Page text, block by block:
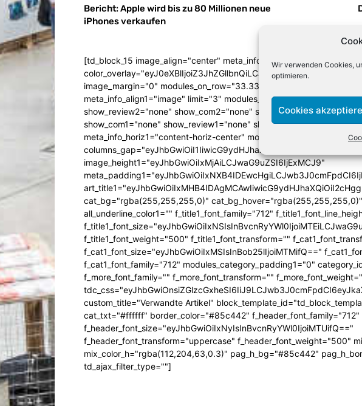
Wir verwenden Cookies,
optimieren.
Cookies
Bericht: Apple wird bis zu 80 Millionen neue
iPhones verkaufen
[td_block_15 image_align="center" meta_info_align="bottom"
image_margin="0" modules_on_row="33.33333333%"
meta_info_align1="image" limit="3" modules_category="above"
show_review2="none" show_com2="none" show_excerpt2="none"
show_com1="none" show_review1="none" show_date1="none"
meta_info_horiz1="content-horiz-center"
image_height1="eyJhbGwiOiIxMjAiLCJwaG9uZSI6IjExMCJ9"
cat_bg="rgba(255,255,255,0)"
all_underline_color1="" f_title1_font_family="712"
f_title1_font_weight="500" f_title1_font_transform=""
f_cat1_font_size="eyJhbGwiOiIxMSIsInBob25lIjoiMTMifQ=="
f_cat1_font_family="712" modules_category_padding1="0"
f_more_font_family="" f_more_font_transform=""
custom_title="Verwandte Artikel"
cat_txt="#ffffff" border_color="#85c442" f_header_font_family="712"
f_header_font_size="eyJhbGwiOiIxNyIsInBvcnRyYWl0IjoiMTUifQ=="
f_header_font_transform="uppercase" f_header_font_weight="500"
mix_color_h="rgba(112,204,63,0.3)" pag_h_bg="#85c442"
td_ajax_filter_type=""]